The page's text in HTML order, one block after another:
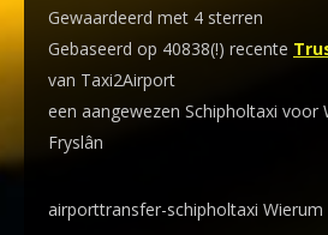
Gewaardeerd met 4 sterren
Gebaseerd op 40838(!) recente
van Taxi2Airport
een aangewezen Schipholtaxi voor
Fryslân
airporttransfer-schipholtaxi Wierum